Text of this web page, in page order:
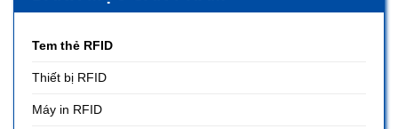
Tem thẻ RFID
Thiết bị RFID
Máy in RFID